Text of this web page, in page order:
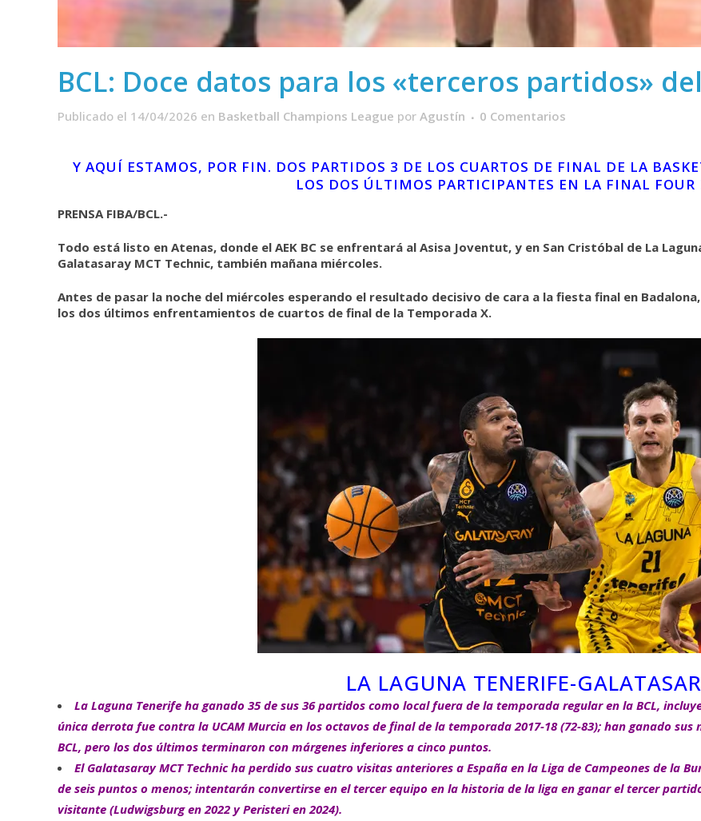
BCL: Doce datos para los «terceros partidos» del
Publicado el 14/04/2026 en Basketball Champions League por Agustín 0 Comentarios
Y AQUÍ ESTAMOS, POR FIN. DOS PARTIDOS 3 DE LOS CUARTOS DE FINAL DE LA
LOS DOS ÚLTIMOS PARTICIPANTES EN LA FINAL FOUR
PRENSA FIBA/BCL.-
Todo está listo en Atenas, donde el AEK BC se enfrentará al Asisa Joventut, y en San Cristóbal de La
Galatasaray MCT Technic, también mañana miércoles.
Antes de pasar la noche del miércoles esperando el resultado decisivo de cara a la fiesta final en
los dos últimos enfrentamientos de cuartos de final de la Temporada X.
LA LAGUNA TENERIFE-
La Laguna Tenerife ha ganado 35 de sus 36 partidos como local fuera de la temporada regular en la BCL,
única derrota fue contra la UCAM Murcia en los octavos de final de la temporada 2017-18 (72-83); han ganado
BCL, pero los dos últimos terminaron con márgenes inferiores a cinco puntos.
El Galatasaray MCT Technic ha perdido sus cuatro visitas anteriores a España en la Liga de Campeones de la
de seis puntos o menos; intentarán convertirse en el tercer equipo en la historia de la liga en ganar el tercer
visitante (Ludwigsburg en 2022 y Peristeri en 2024).